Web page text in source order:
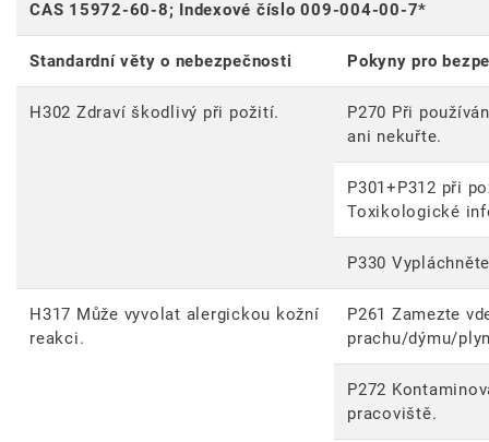
CAS 15972-60-8; Indexové číslo 009-004-00-7*
Standardní věty o nebezpečnosti Pokyny pro
H302 Zdraví škodlivý při požití.
P270 Při
ani nekuřte.
P301+P312 při
Toxikologické
P330
H317 Může vyvolat alergickou kožní
reakci.
P261 Zamezte
prachu/dýmu/
P272
pracoviště.